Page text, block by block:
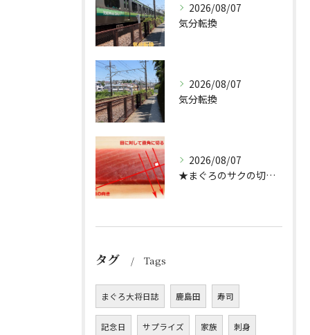
2026/08/07
気分転換
2026/08/07
気分転換
2026/08/07
★まぐろのサクの切り方★
タグ Tags
まぐろ大将日誌 鹿島田 寿司
記念日 サプライズ 家族 刺身